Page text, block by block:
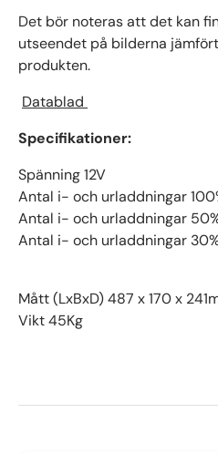
Det bör noteras att det kan
utseendet på bilderna
produkten.
Datablad
Specifikationer:
Spänning 12V
Antal i- och urladdningar
Antal i- och urladdningar
Antal i- och urladdningar
Mått (LxBxD) 487 x 170 x
Vikt 45Kg